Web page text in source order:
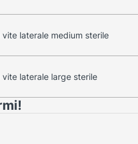
laterale medium sterile
laterale large sterile